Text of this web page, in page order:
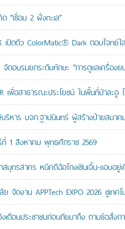
“เชื่อม 2 ฝั่งทะเล”
เปิดตัว ColorMatic® Dark ตอบโจทย์
อบรมยกระดับทักษะ “การดูแลเครื่องย
พื่อสาธารณะประโยชน์ ในพื้นที่ป่าละอู โ
หาร บจก.ฐาปนินทร์ ผู้สร้างป้ายสมา
ที่ 1 สิงหาคม พุทธศักราช 2569
ทรสาคร หนีคดีฉ้อโกงเซินเจิ้น-แอบอยู่
จัดงาน APPTech EXPO 2026 ชูเทค
เตือนประชาชนก่อนภัยมาถึง ตามข้อสั่งก